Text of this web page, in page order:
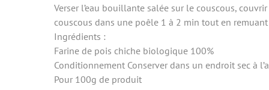
Verser l’eau bouillante salée sur le couscous,
couscous dans une poêle 1 à 2 min tout en
Ingrédients :
Farine de pois chiche biologique 100%
Conditionnement Conserver dans un endroit sec à
Pour 100g de produit